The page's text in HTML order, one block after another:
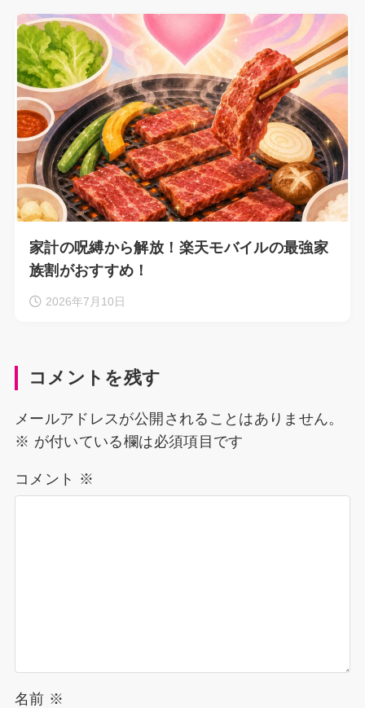
家計の呪縛から解放！楽天モバイルの最強家
族割がおすすめ！
2026年7月10日
コメントを残す
メールアドレスが公開されることはありません。
※ が付いている欄は必須項目です
コメント ※
名前 ※